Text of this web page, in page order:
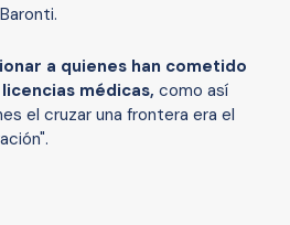
a quienes han cometido
médicas, como así
el cruzar una frontera era el